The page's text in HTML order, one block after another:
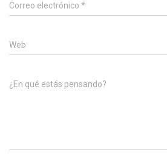
Correo electrónico *
Web
¿En qué estás pensando?